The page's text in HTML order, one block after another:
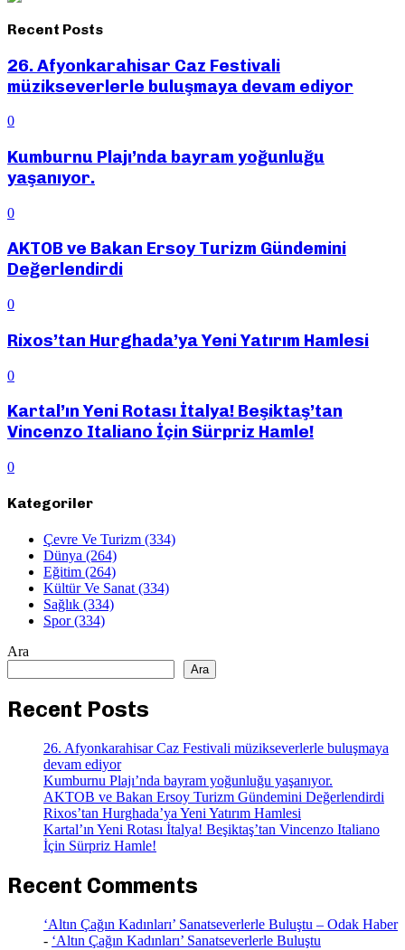
Recent Posts
26. Afyonkarahisar Caz Festivali
müzikseverlerle buluşmaya devam ediyor
0
Kumburnu Plajı’nda bayram yoğunluğu
yaşanıyor.
0
AKTOB ve Bakan Ersoy Turizm Gündemini
Değerlendirdi
0
Rixos’tan Hurghada’ya Yeni Yatırım Hamlesi
0
Kartal’ın Yeni Rotası İtalya! Beşiktaş’tan
Vincenzo Italiano İçin Sürpriz Hamle!
0
Kategoriler
Çevre Ve Turizm (334)
Dünya (264)
Eğitim (264)
Kültür Ve Sanat (334)
Sağlık (334)
Spor(334)
Ara
Ara
Recent Posts
26. Afyonkarahisar Caz Festivali müzikseverlerle buluşmaya
devam ediyor
Kumburnu Plajı’nda bayram yoğunluğu yaşanıyor.
AKTOB ve Bakan Ersoy Turizm Gündemini Değerlendirdi
Rixos’tan Hurghada’ya Yeni Yatırım Hamlesi
Kartal’ın Yeni Rotası İtalya! Beşiktaş’tan Vincenzo Italiano
İçin Sürpriz Hamle!
Recent Comments
‘Altın Çağın Kadınları’ Sanatseverlerle Buluştu – Odak Haber
- ‘Altın Çağın Kadınları’ Sanatseverlerle Buluştu